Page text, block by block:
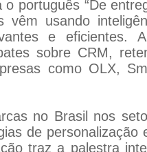
português “De
vêm usando
e eficientes.
sobre CRM,
como OLX,
no Brasil nos
de
traz a palestra